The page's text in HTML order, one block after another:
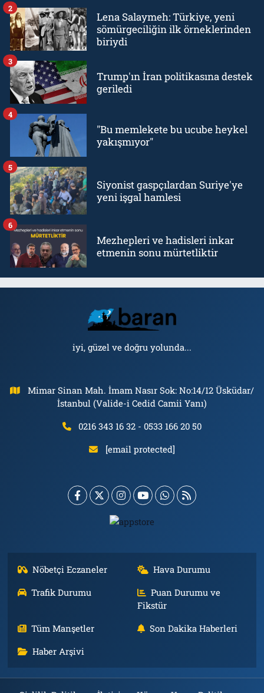
Lena Salaymeh: Türkiye, yeni
sömürgeciliğin ilk örneklerinden
biriydi
2
Trump'ın İran politikasına destek
geriledi
3
"Bu memlekete bu ucube heykel
yakışmıyor"
4
Siyonist gaspçılardan Suriye'ye
yeni işgal hamlesi
5
Mezhepleri ve hadisleri inkar
etmenin sonu mürtetliktir
6
iyi, güzel ve doğru yolunda...
Mimar Sinan Mah. İmam Nasır Sok: No:14/12 Üsküdar/
İstanbul (Valide-i Cedid Camii Yanı)
0216 343 16 32 - 0533 166 20 50
[email protected]
Nöbetçi Eczaneler
Hava Durumu
Trafik Durumu
Puan Durumu ve
Fikstür
Tüm Manşetler
Son Dakika Haberleri
Haber Arşivi